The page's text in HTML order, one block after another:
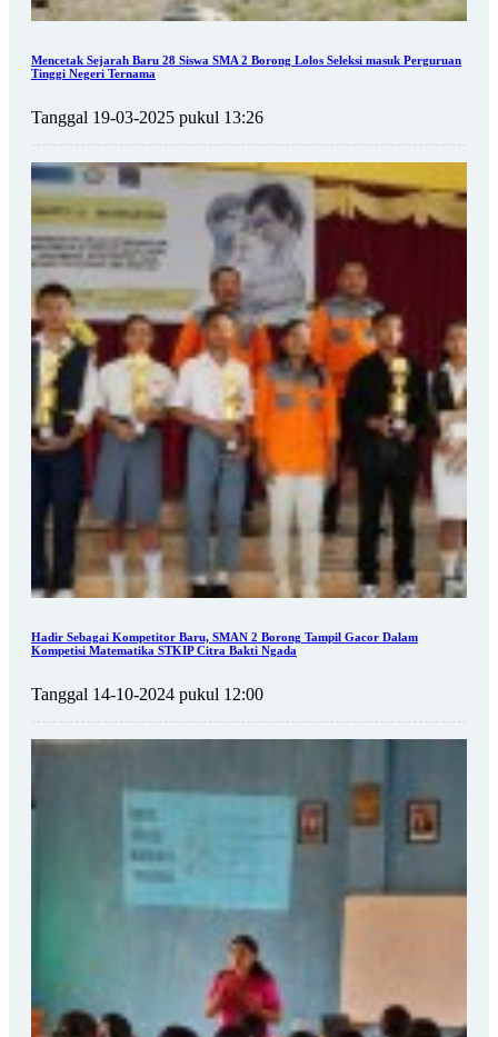
Mencetak Sejarah Baru 28 Siswa SMA 2 Borong Lolos Seleksi masuk Perguruan
Tinggi Negeri Ternama
Tanggal 19-03-2025 pukul 13:26
Hadir Sebagai Kompetitor Baru, SMAN 2 Borong Tampil Gacor Dalam
Kompetisi Matematika STKIP Citra Bakti Ngada
Tanggal 14-10-2024 pukul 12:00